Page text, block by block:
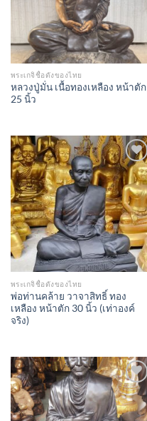
พระเกจิชื่อดังของไทย
หลวงปู่มั่น เนื้อทองเหลือง หน้าตัก
25 นิ้ว
Add to
Wishlist
พระเกจิชื่อดังของไทย
พ่อท่านคล้าย วาจาสิทธิ์ ทอง
เหลือง หน้าตัก 30 นิ้ว (เท่าองค์
จริง)
Add to
Wishlist